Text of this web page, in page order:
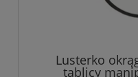
Lusterko
tablicy